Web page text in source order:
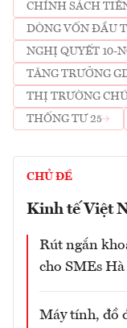
CHÍNH SÁCH
DÒNG VỐN ĐẦU
NGHỊ QUYẾT 10-
TĂNG TRƯỞNG
THỊ TRƯỜNG
THỐNG TƯ 25
CHỦ ĐỀ
Kinh tế Việt
Rút ngắn
cho SMEs
Máy tính, đồ